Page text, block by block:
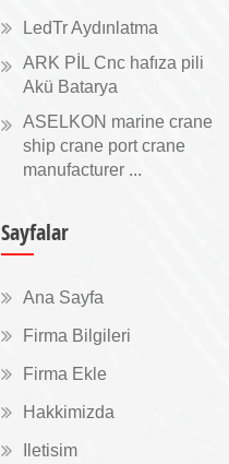
LedTr Aydınlatma
ARK PİL Cnc hafıza pili
Akü Batarya
ASELKON marine crane
ship crane port crane
manufacturer ...
Sayfalar
Ana Sayfa
Firma Bilgileri
Firma Ekle
Hakkimizda
Iletisim